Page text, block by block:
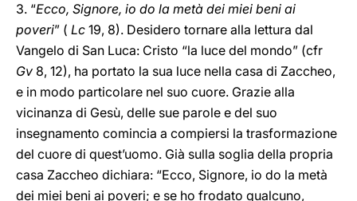
3. “Ecco, Signore, io do la metà dei miei beni ai
poveri” ( Lc 19, 8). Desidero tornare alla lettura dal
Vangelo di San Luca: Cristo “la luce del mondo” (cfr
Gv 8, 12), ha portato la sua luce nella casa di Zaccheo,
e in modo particolare nel suo cuore. Grazie alla
vicinanza di Gesù, delle sue parole e del suo
insegnamento comincia a compiersi la trasformazione
del cuore di quest’uomo. Già sulla soglia della propria
casa Zaccheo dichiara: “Ecco, Signore, io do la metà
dei miei beni ai poveri; e se ho frodato qualcuno,